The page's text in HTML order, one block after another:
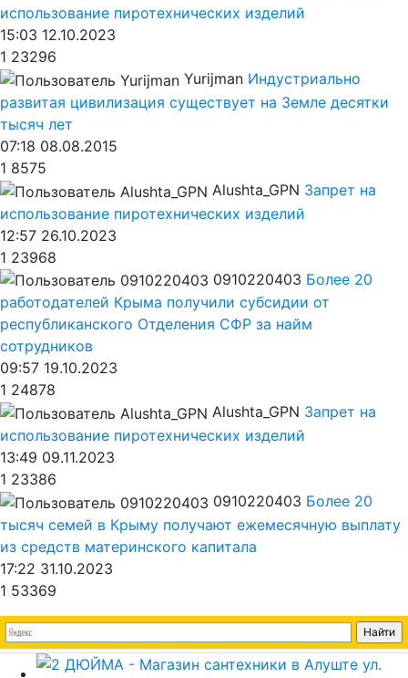
использование пиротехнических изделий
15:03 12.10.2023
1 23296
Yurijman Индустриально
развитая цивилизация существует на Земле десятки
тысяч лет
07:18 08.08.2015
1 8575
Alushta_GPN Запрет на
использование пиротехнических изделий
12:57 26.10.2023
1 23968
0910220403 Более 20
работодателей Крыма получили субсидии от
республиканского Отделения СФР за найм
сотрудников
09:57 19.10.2023
1 24878
Alushta_GPN Запрет на
использование пиротехнических изделий
13:49 09.11.2023
1 23386
0910220403 Более 20
тысяч семей в Крыму получают ежемесячную выплату
из средств материнского капитала
17:22 31.10.2023
1 53369